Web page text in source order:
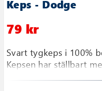
Keps - Dodge
79 kr
Svart tygkeps i 100%
Kepsen har ställbart